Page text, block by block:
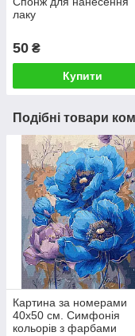
лаку
50 ₴
Купити
Подібні товари
Картина за номерами
40х50 см. Симфонія
кольорів з фарбами